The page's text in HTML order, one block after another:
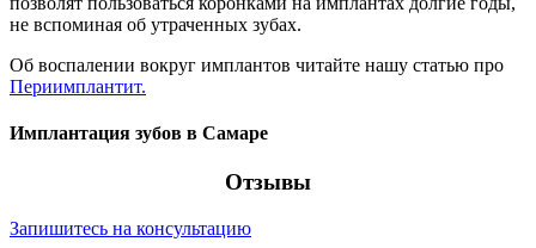
не вспоминая об утраченных зубах.
Об воспалении вокруг имплантов читайте нашу статью про
Периимплантит.
Имплантация зубов в Самаре
Отзывы
Запишитесь на консультацию